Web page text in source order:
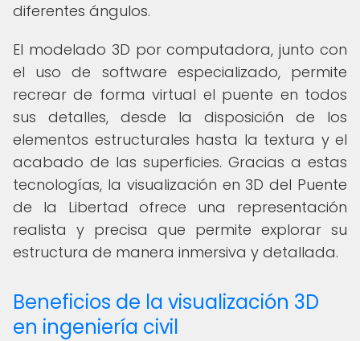
diferentes ángulos.
El modelado 3D por computadora, junto con
el uso de software especializado, permite
recrear de forma virtual el puente en todos
sus detalles, desde la disposición de los
elementos estructurales hasta la textura y el
acabado de las superficies. Gracias a estas
tecnologías, la visualización en 3D del Puente
de la Libertad ofrece una representación
realista y precisa que permite explorar su
estructura de manera inmersiva y detallada.
Beneficios de la visualización 3D
en ingeniería civil